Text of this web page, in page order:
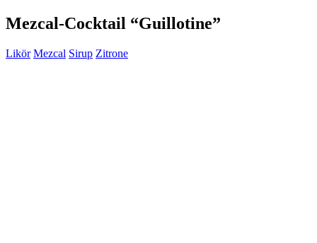
Mezcal-Cocktail “Guillotine”
Likör Mezcal Sirup Zitrone